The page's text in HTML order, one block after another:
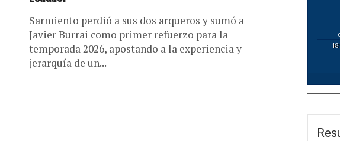
Sarmiento perdió a sus dos arqueros y sumó a
Javier Burrai como primer refuerzo para la
temporada 2026, apostando a la experiencia y
jerarquía de un...
18